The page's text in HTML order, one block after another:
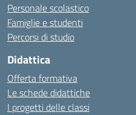
Personale scolastico
Famiglie e studenti
Percorsi di studio
Didattica
Offerta formativa
Le schede didattiche
I progetti delle classi